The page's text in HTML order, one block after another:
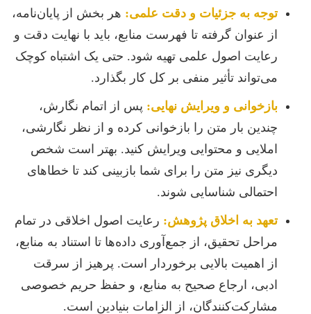
توجه به جزئیات و دقت علمی: هر بخش از پایان‌نامه،
از عنوان گرفته تا فهرست منابع، باید با نهایت دقت و
رعایت اصول علمی تهیه شود. حتی یک اشتباه کوچک
می‌تواند تأثیر منفی بر کل کار بگذارد.
بازخوانی و ویرایش نهایی: پس از اتمام نگارش،
چندین بار متن را بازخوانی کرده و از نظر نگارشی،
املایی و محتوایی ویرایش کنید. بهتر است شخص
دیگری نیز متن را برای شما بازبینی کند تا خطاهای
احتمالی شناسایی شوند.
تعهد به اخلاق پژوهش: رعایت اصول اخلاقی در تمام
مراحل تحقیق، از جمع‌آوری داده‌ها تا استناد به منابع،
از اهمیت بالایی برخوردار است. پرهیز از سرقت
ادبی، ارجاع صحیح به منابع، و حفظ حریم خصوصی
مشارکت‌کنندگان، از الزامات بنیادین است.